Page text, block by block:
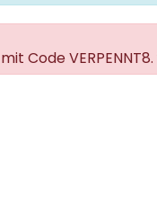
Code VERPENNT8.